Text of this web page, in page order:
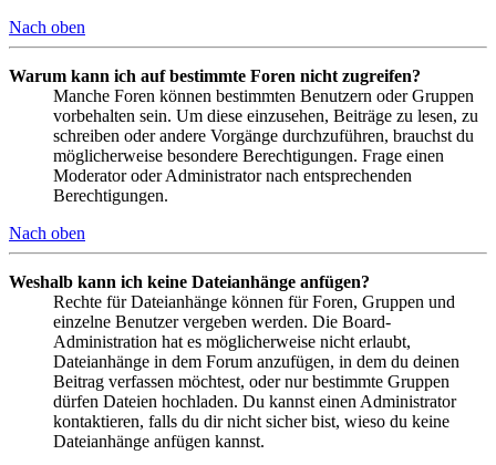
Nach oben
Warum kann ich auf bestimmte Foren nicht zugreifen?
Manche Foren können bestimmten Benutzern oder Gruppen
vorbehalten sein. Um diese einzusehen, Beiträge zu lesen, zu
schreiben oder andere Vorgänge durchzuführen, brauchst du
möglicherweise besondere Berechtigungen. Frage einen
Moderator oder Administrator nach entsprechenden
Berechtigungen.
Nach oben
Weshalb kann ich keine Dateianhänge anfügen?
Rechte für Dateianhänge können für Foren, Gruppen und
einzelne Benutzer vergeben werden. Die Board-
Administration hat es möglicherweise nicht erlaubt,
Dateianhänge in dem Forum anzufügen, in dem du deinen
Beitrag verfassen möchtest, oder nur bestimmte Gruppen
dürfen Dateien hochladen. Du kannst einen Administrator
kontaktieren, falls du dir nicht sicher bist, wieso du keine
Dateianhänge anfügen kannst.